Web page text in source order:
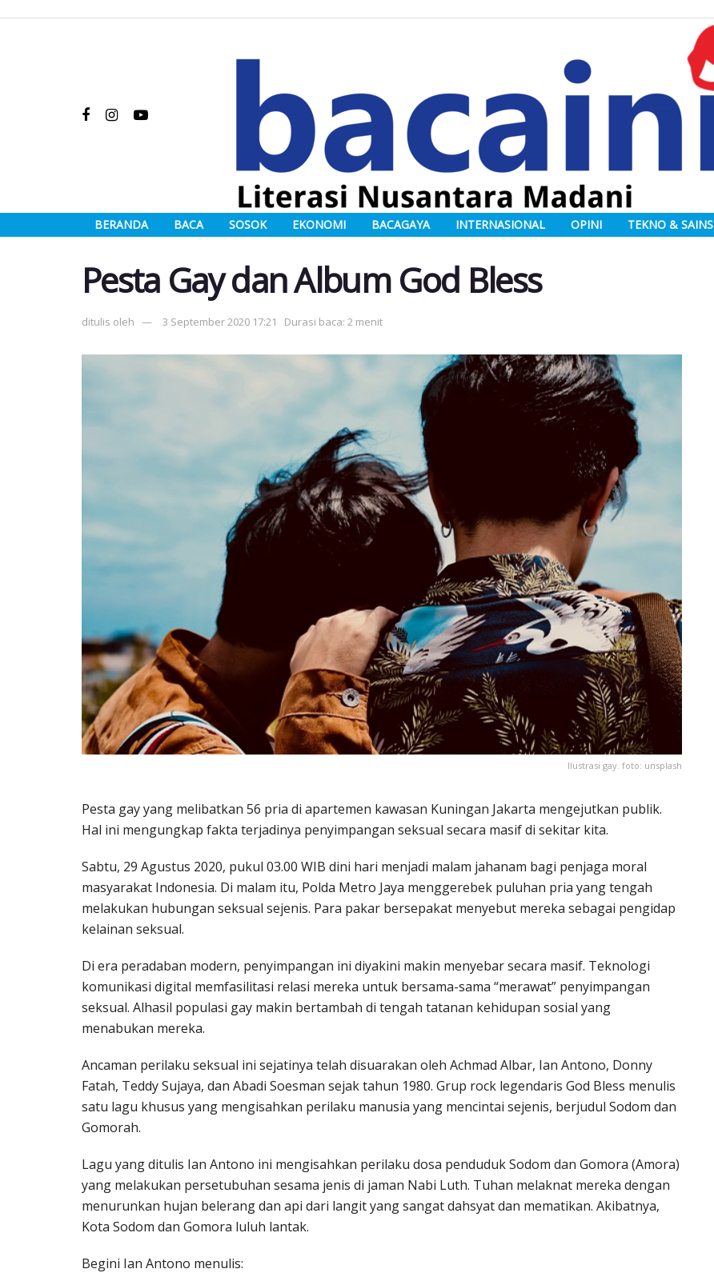
BERANDA BACA SOSOK EKONOMI BACAGAYA INTERNASIONAL OPINI TEKNO & SAINS
Pesta Gay dan Album God Bless
ditulis oleh 3 September 2020 17:21 Durasi baca: 2 menit
Ilustrasi gay. foto: unsplash
Pesta gay yang melibatkan 56 pria di apartemen kawasan Kuningan Jakarta mengejutkan publik.
Hal ini mengungkap fakta terjadinya penyimpangan seksual secara masif di sekitar kita.
Sabtu, 29 Agustus 2020, pukul 03.00 WIB dini hari menjadi malam jahanam bagi penjaga moral
masyarakat Indonesia. Di malam itu, Polda Metro Jaya menggerebek puluhan pria yang tengah
melakukan hubungan seksual sejenis. Para pakar bersepakat menyebut mereka sebagai pengidap
kelainan seksual.
Di era peradaban modern, penyimpangan ini diyakini makin menyebar secara masif. Teknologi
komunikasi digital memfasilitasi relasi mereka untuk bersama-sama “merawat” penyimpangan
seksual. Alhasil populasi gay makin bertambah di tengah tatanan kehidupan sosial yang
menabukan mereka.
Ancaman perilaku seksual ini sejatinya telah disuarakan oleh Achmad Albar, Ian Antono, Donny
Fatah, Teddy Sujaya, dan Abadi Soesman sejak tahun 1980. Grup rock legendaris God Bless menulis
satu lagu khusus yang mengisahkan perilaku manusia yang mencintai sejenis, berjudul Sodom dan
Gomorah.
Lagu yang ditulis Ian Antono ini mengisahkan perilaku dosa penduduk Sodom dan Gomora (Amora)
yang melakukan persetubuhan sesama jenis di jaman Nabi Luth. Tuhan melaknat mereka dengan
menurunkan hujan belerang dan api dari langit yang sangat dahsyat dan mematikan. Akibatnya,
Kota Sodom dan Gomora luluh lantak.
Begini Ian Antono menulis: